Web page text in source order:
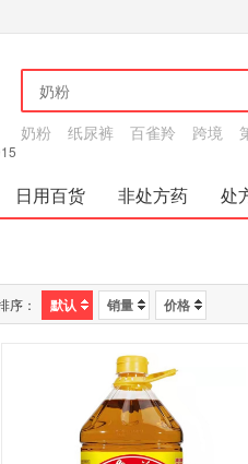
奶粉 纸尿裤 百雀羚 跨境
日用百货 非处方药 处
序： 默认 销量 价格